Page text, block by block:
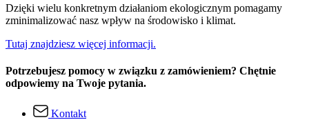
Dzięki wielu konkretnym działaniom ekologicznym pomagamy
zminimalizować nasz wpływ na środowisko i klimat.
Tutaj znajdziesz więcej informacji.
Potrzebujesz pomocy w związku z zamówieniem? Chętnie
odpowiemy na Twoje pytania.
Kontakt